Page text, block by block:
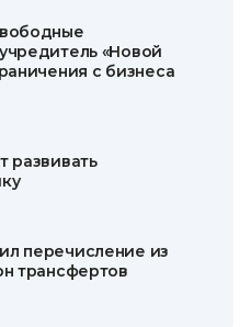
«Новой
с бизнеса
развивать
перечисление из
трансфертов